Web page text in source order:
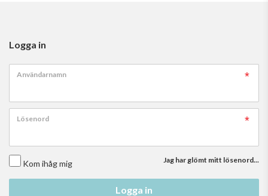
Logga in
Användarnamn
Lösenord
Kom ihåg mig Jag har glömt mitt lösenord...
Logga in